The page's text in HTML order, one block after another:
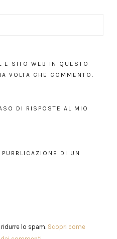
E SITO WEB IN QUESTO
VOLTA CHE COMMENTO.
DI RISPOSTE AL MIO
DI UN
lo spam. Scopri come